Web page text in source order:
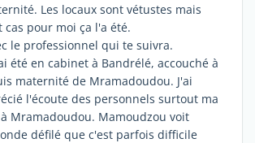
Les locaux sont vétustes mais
pour moi ça l'a été.
le professionnel qui te suivra.
été en cabinet à Bandrélé, accouché à
maternité de Mramadoudou. J'ai
l'écoute des personnels surtout ma
Mramadoudou. Mamoudzou voit
défilé que c'est parfois difficile